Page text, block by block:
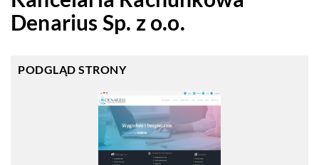
Denarius Sp. z o.o.
PODGLĄD STRONY